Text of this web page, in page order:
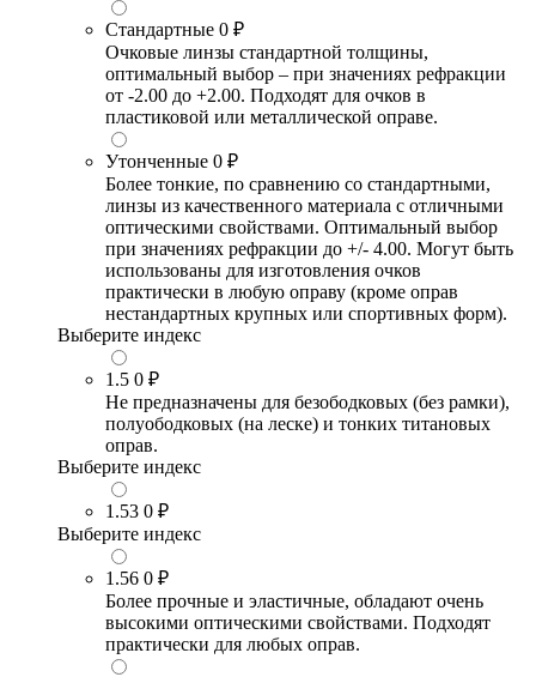
Стандартные 0 ₽
Очковые линзы стандартной толщины,
оптимальный выбор – при значениях рефракции
от -2.00 до +2.00. Подходят для очков в
пластиковой или металлической оправе.
Утонченные 0 ₽
Более тонкие, по сравнению со стандартными,
линзы из качественного материала с отличными
оптическими свойствами. Оптимальный выбор
при значениях рефракции до +/- 4.00. Могут быть
использованы для изготовления очков
практически в любую оправу (кроме оправ
нестандартных крупных или спортивных форм).
Выберите индекс
1.5 0 ₽
Не предназначены для безободковых (без рамки),
полуободковых (на леске) и тонких титановых
оправ.
Выберите индекс
1.53 0 ₽
Выберите индекс
1.56 0 ₽
Более прочные и эластичные, обладают очень
высокими оптическими свойствами. Подходят
практически для любых оправ.